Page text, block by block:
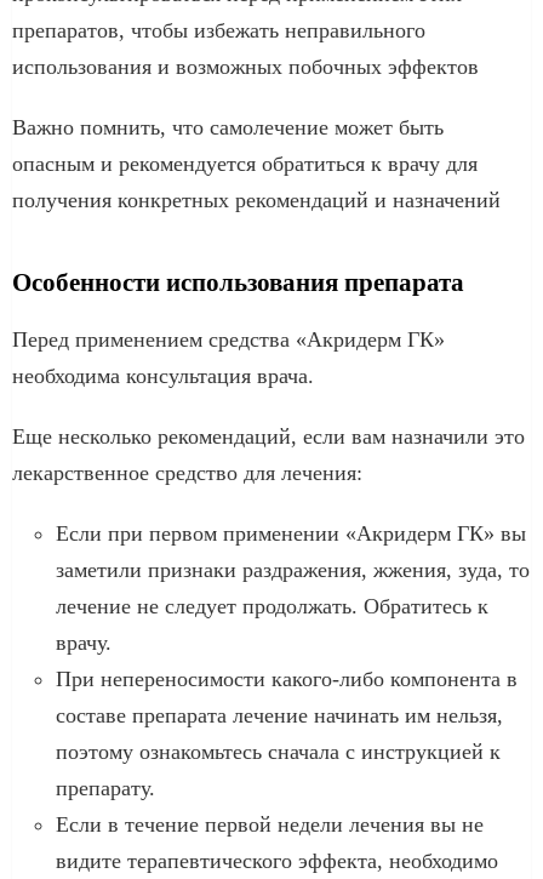
препаратов, чтобы избежать неправильного
использования и возможных побочных эффектов
Важно помнить, что самолечение может быть
опасным и рекомендуется обратиться к врачу для
получения конкретных рекомендаций и назначений
Особенности использования препарата
Перед применением средства «Акридерм ГК»
необходима консультация врача.
Еще несколько рекомендаций, если вам назначили это
лекарственное средство для лечения:
Если при первом применении «Акридерм ГК» вы
заметили признаки раздражения, жжения, зуда, то
лечение не следует продолжать. Обратитесь к
врачу.
При непереносимости какого-либо компонента в
составе препарата лечение начинать им нельзя,
поэтому ознакомьтесь сначала с инструкцией к
препарату.
Если в течение первой недели лечения вы не
видите терапевтического эффекта, необходимо